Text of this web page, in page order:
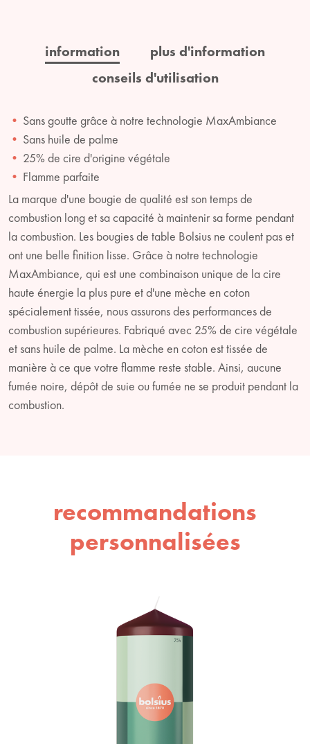
information
plus d'information
conseils d'utilisation
Sans goutte grâce à notre technologie MaxAmbiance
Sans huile de palme
25% de cire d'origine végétale
Flamme parfaite
La marque d'une bougie de qualité est son temps de
combustion long et sa capacité à maintenir sa forme pendant
la combustion. Les bougies de table Bolsius ne coulent pas et
ont une belle finition lisse. Grâce à notre technologie
MaxAmbiance, qui est une combinaison unique de la cire
haute énergie la plus pure et d'une mèche en coton
spécialement tissée, nous assurons des performances de
combustion supérieures. Fabriqué avec 25% de cire végétale
et sans huile de palme. La mèche en coton est tissée de
manière à ce que votre flamme reste stable. Ainsi, aucune
fumée noire, dépôt de suie ou fumée ne se produit pendant la
combustion.
recommandations
personnalisées